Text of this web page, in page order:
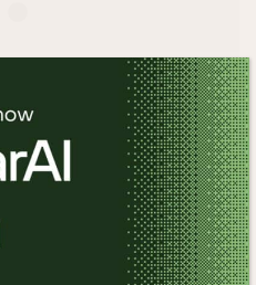
献するCRM
ォーム